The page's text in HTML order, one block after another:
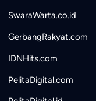
SwaraWarta.co.id
GerbangRakyat.com
IDNHits.com
PelitaDigital.com